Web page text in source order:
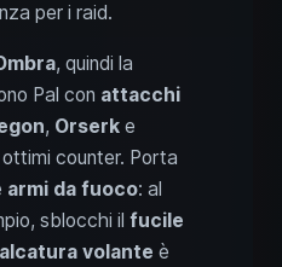
per i raid.
, quindi la
Pal con attacchi
, Orserk e
counter. Porta
armi da fuoco: al
sblocchi il fucile
volante è